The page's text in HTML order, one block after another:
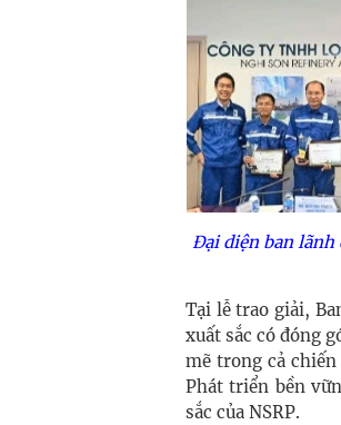
Đại diện ban lãnh
Tại lễ trao giải,
xuất sắc có đóng
mẽ trong cả
Phát triển bền
sắc của NSRP.